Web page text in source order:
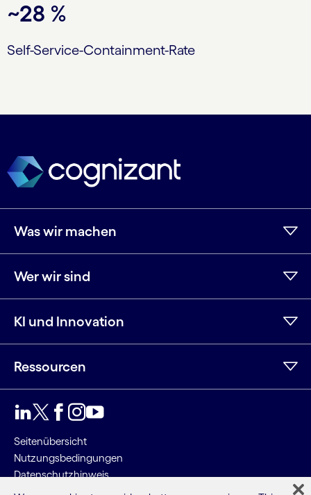
~28 %
Self-Service-Containment-Rate
Was wir machen
Wer wir sind
KI und Innovation
Ressourcen
Seitenübersicht
Nutzungsbedingungen
Datenschutzhinweis
Cookie-Hinweis